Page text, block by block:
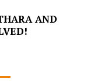
AND